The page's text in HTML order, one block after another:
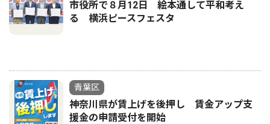
市役所で８月12日 絵本通して平和考え
る 横浜ピースフェスタ
青葉区
神奈川県が賃上げを後押し 賃金アップ支
援金の申請受付を開始